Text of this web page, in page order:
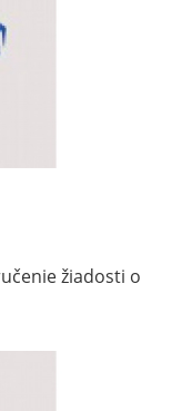
žiadosti o